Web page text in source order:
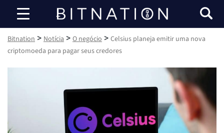
Bitnation
Bitnation > Notícia > O negócio > Celsius planeja emitir uma nova
criptomoeda para pagar seus credores